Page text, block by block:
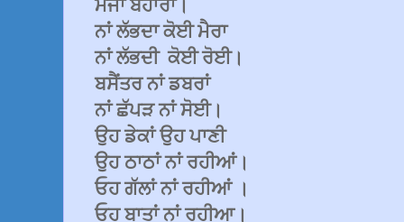
ਮੌਜਾਂ ਬਹਾਰਾਂ।
ਨਾਂ ਲੱਭਦਾ ਕੋਈ ਮੈਰਾ
ਨਾਂ ਲੱਭਦੀ ਕੋਈ ਰੋਈ।
ਬਸੈਂਤਰ ਨਾਂ ਡਬਰਾਂ
ਨਾਂ ਛੱਪੜ ਨਾਂ ਸੋਈ।
ਉਹ ਡੇਕਾਂ ਉਹ ਪਾਣੀ
ਉਹ ਠਾਠਾਂ ਨਾਂ ਰਹੀਆਂ।
ਓਹ ਗੱਲਾਂ ਨਾਂ ਰਹੀਆਂ ।
ਓਹ ਬਾਤਾਂ ਨਾਂ ਰਹੀਆ।